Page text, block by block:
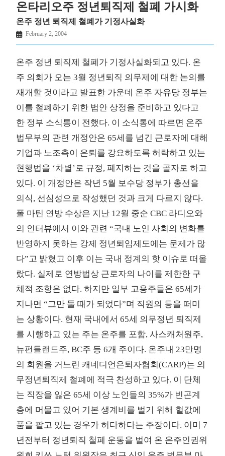
온타리오주 정년퇴직제 철폐 가시화
온주 정년 퇴직제 철폐가 기정사실화
February 2, 2004
온주 정년 퇴직제 철폐가 기정사실화되고 있다. 온
주 의회가 오는 3월 정년퇴직 의무제에 대한 논의를
재개할 것이라고 발표한 가운데 온주 자유당 정부는
이를 철폐하기 위한 법안 상정을 준비하고 있다고
한 정부 소식통이 전했다. 이 소식통에 따르면 온주
법무부의 관련 개정안은 65세를 넘긴 근로자에 대해
기업과 노조측이 은퇴를 강요하도록 허락하고 있는
현행법을 ‘차별’로 규정, 폐지하는 것을 골자로 하고
있다. 이 개정안은 작년 5월 보수당 정부가 총선을
의식, 선심성으로 작성했던 것과 크게 다르지 않다.
폴 마틴 연방 수상은 지난 12월 중순 CBC 라디오와
의 인터뷰에서 이와 관련 “국내 노인 사회의 변화를
반영하지 못하는 강제 정년퇴임제도에는 문제가 많
다”고 밝혔고 이후 이는 국내 정계의 핫 이슈로 떠올
랐다. 실제로 연방법상 근로자의 나이를 제한한 구
체적 조항은 없다. 하지만 일부 고용주들은 65세가
지나면 “그만 둘 때가 되었다”며 직원의 등을 떠미
는 상황이다. 현재 국내에서 65세 의무정년 퇴직제
를 시행하고 있는 주는 온주를 포함, 사스캐처원주,
뉴펀들랜드주, BC주 등 6개 주이다. 온주내 23만명
의 회원을 거느린 캐네디언은퇴자협회(CARP)는 의
무정년퇴직제 철폐에 적극 찬성하고 있다. 이 단체
는 직장을 잃은 65세 이상 노인들의 35%가 빈곤계
층에 머물고 있어 기본 생계비를 벌기 위해 헐값에
품을 팔고 있는 경우가 허다하다는 주장이다. 이미 7
년전부터 정년퇴직 철폐 운동을 벌여 온 온주인권위